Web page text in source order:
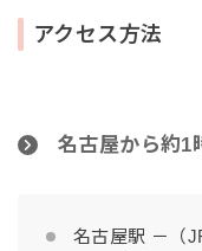
アクセス方法
名古屋から約1
名古屋駅 －（